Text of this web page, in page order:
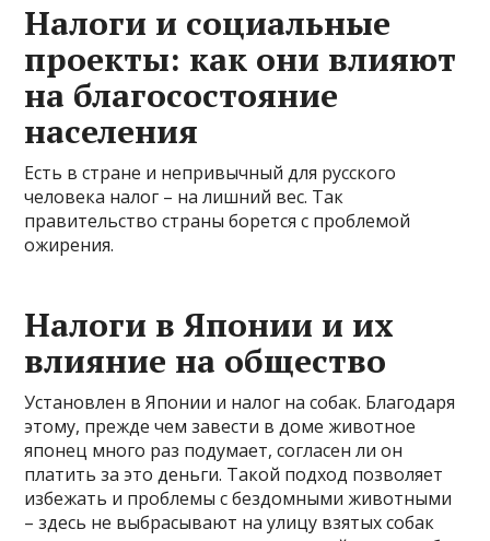
Налоги и социальные
проекты: как они влияют
на благосостояние
населения
Есть в стране и непривычный для русского
человека налог – на лишний вес. Так
правительство страны борется с проблемой
ожирения.
Налоги в Японии и их
влияние на общество
Установлен в Японии и налог на собак. Благодаря
этому, прежде чем завести в доме животное
японец много раз подумает, согласен ли он
платить за это деньги. Такой подход позволяет
избежать и проблемы с бездомными животными
– здесь не выбрасывают на улицу взятых собак